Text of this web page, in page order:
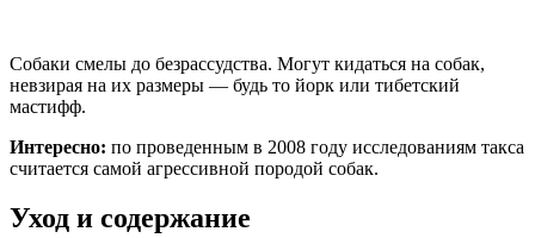
Собаки смелы до безрассудства. Могут кидаться на собак,
невзирая на их размеры — будь то йорк или тибетский
мастифф.
Интересно: по проведенным в 2008 году исследованиям такса
считается самой агрессивной породой собак.
Уход и содержание